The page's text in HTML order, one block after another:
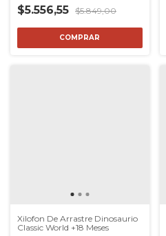
$5.556,55 $5.849,00
Xilofon De Arrastre Dinosaurio
Classic World +18 Meses